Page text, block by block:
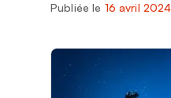
Publiée le 16 avril 2024